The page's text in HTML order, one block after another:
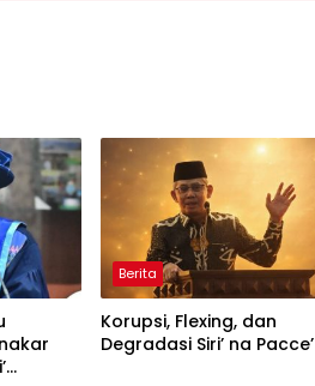
Berita
Korupsi, Flexing, dan
Degradasi Siri’ na Pacce’